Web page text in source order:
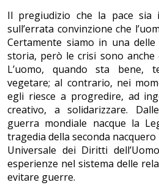
Il pregiudizio che la pace sia
sull’errata convinzione che
Certamente siamo in una
storia, però le crisi sono anche
L’uomo, quando sta bene,
vegetare; al contrario, nei
egli riesce a progredire, ad
creativo, a solidarizzare.
guerra mondiale nacque la
tragedia della seconda nacquero
Universale dei Diritti
esperienze nel sistema delle
evitare guerre.